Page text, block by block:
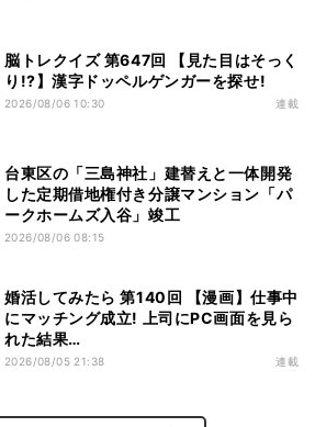
脳トレクイズ 第647回 【見た目はそっく
り!?】漢字ドッペルゲンガーを探せ!
2026/08/06 10:30 連載
台東区の「三島神社」建替えと一体開発
した定期借地権付き分譲マンション「パ
ークホームズ入谷」竣工
2026/08/06 08:15
婚活してみたら 第140回 【漫画】仕事中
にマッチング成立! 上司にPC画面を見ら
れた結果…
2026/08/05 21:38 連載